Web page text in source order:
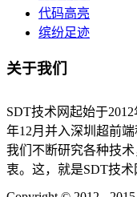
代码高亮
缤纷足迹
关于我们
SDT技术网起始于
年12月并入深圳超前
我们不断研究各种技
衷。这，就是SDT技术